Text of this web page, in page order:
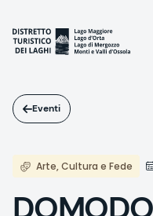
contenuto
principale
Eventi
Arte, Cultura e Fede